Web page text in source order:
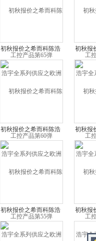
初秋报价之希而科陈浩
宇全系列供应之欧洲工
控产品第60弹
初秋报
宇全系
控
初秋报价之希而科陈浩
宇全系列供应之欧洲工
控产品第55弹
初秋报
宇全系
控
初秋报价之希而科陈浩
宇全系列供应之欧洲工
控产品第50弹
初秋报
宇全系
控